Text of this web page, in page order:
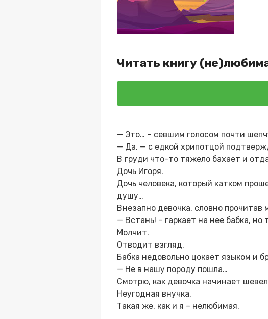
Читать книгу
— Это… – севшим голосом почти
— Да, — с едкой хрипотцой
В груди что-то тяжело бахает и
Дочь Игоря.
Дочь человека, который катком
душу…
Внезапно девочка, словно
— Встань! – гаркает на нее бабка,
Молчит.
Отводит взгляд.
Бабка недовольно цокает языком и
— Не в нашу породу пошла…
Смотрю, как девочка начинает
Неугодная внучка.
Такая же, как и я – нелюбимая.